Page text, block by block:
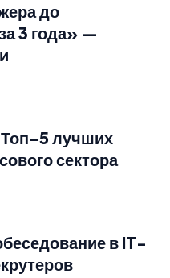
до
3 года» —
5 лучших
сектора
в IT-